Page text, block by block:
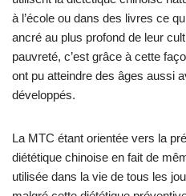
à l’école ou dans des livres ce
ancré au plus profond de leur
pauvreté, c’est grâce à cette
ont pu atteindre des âges aussi
développés.
La MTC étant orientée vers la
diététique chinoise en fait de
utilisée dans la vie de tous les